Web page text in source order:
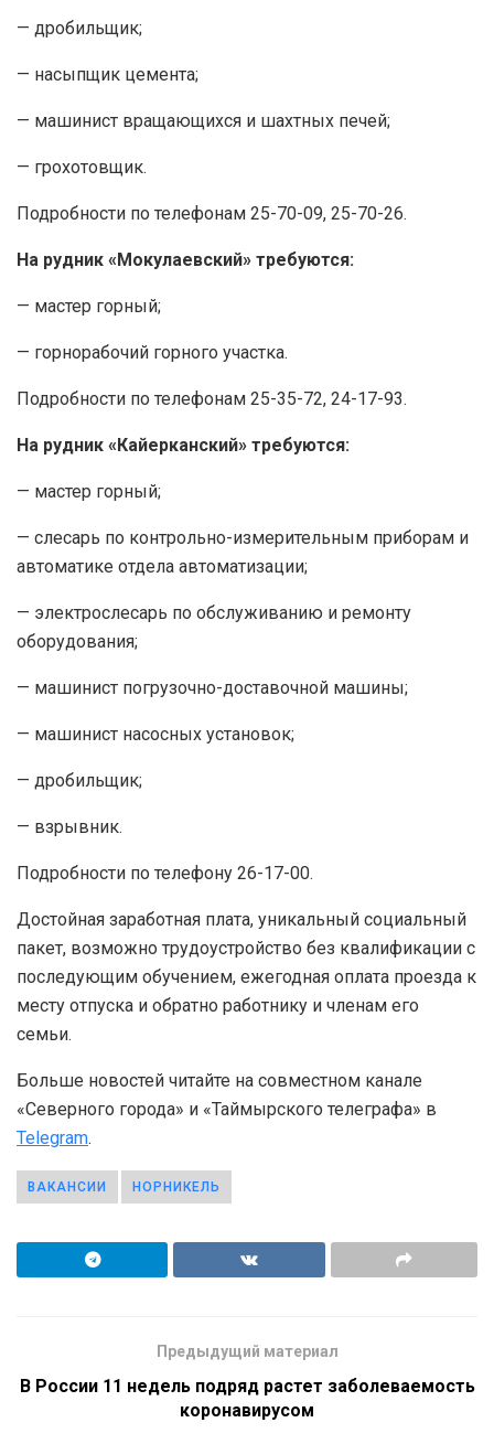
— дробильщик;
— насыпщик цемента;
— машинист вращающихся и шахтных печей;
— грохотовщик.
Подробности по телефонам 25-70-09, 25-70-26.
На рудник «Мокулаевский» требуются:
— мастер горный;
— горнорабочий горного участка.
Подробности по телефонам 25-35-72, 24-17-93.
На рудник «Кайерканский» требуются:
— мастер горный;
— слесарь по контрольно-измерительным приборам и
автоматике отдела автоматизации;
— электрослесарь по обслуживанию и ремонту
оборудования;
— машинист погрузочно-доставочной машины;
— машинист насосных установок;
— дробильщик;
— взрывник.
Подробности по телефону 26-17-00.
Достойная заработная плата, уникальный социальный
пакет, возможно трудоустройство без квалификации с
последующим обучением, ежегодная оплата проезда к
месту отпуска и обратно работнику и членам его
семьи.
Больше новостей читайте на совместном канале
«Северного города» и «Таймырского телеграфа» в
Telegram.
ВАКАНСИИ НОРНИКЕЛЬ
Предыдущий материал
В России 11 недель подряд растет заболеваемость
коронавирусом